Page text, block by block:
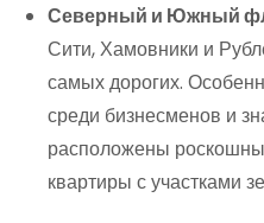
Северный и Южный
Сити, Хамовники и
самых дорогих.
среди бизнесменов и
расположены
квартиры с участками